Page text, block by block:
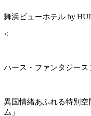
舞浜ビューホテル by
<
ハース・ファンタジー
異国情緒あふれる特別
ム」